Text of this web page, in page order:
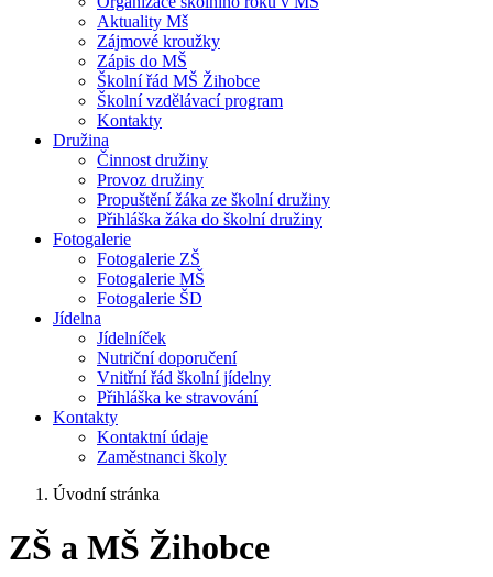
Aktuality Mš
Zájmové kroužky
Zápis do MŠ
Školní řád MŠ Žihobce
Školní vzdělávací program
Kontakty
Družina
Činnost družiny
Provoz družiny
Propuštění žáka ze školní družiny
Přihláška žáka do školní družiny
Fotogalerie
Fotogalerie ZŠ
Fotogalerie MŠ
Fotogalerie ŠD
Jídelna
Jídelníček
Nutriční doporučení
Vnitřní řád školní jídelny
Přihláška ke stravování
Kontakty
Kontaktní údaje
Zaměstnanci školy
Úvodní stránka
ZŠ a MŠ Žihobce